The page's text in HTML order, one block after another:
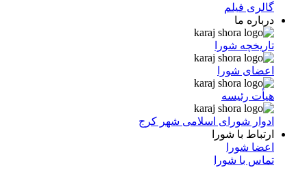
گالری فیلم
درباره ما
تاریخچه شورا
اعضای شورا
هیأت رئیسه
ادوار شورای اسلامی شهر کرج
ارتباط با شورا
اعضا شورا
تماس با شورا